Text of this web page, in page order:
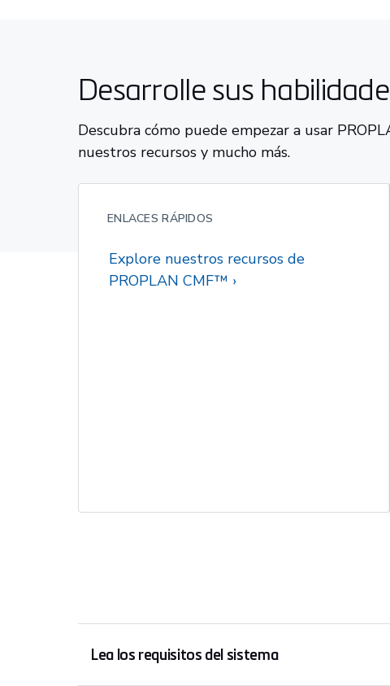
Desarrolle sus
Descubra cómo puede empezar a usar
nuestros recursos y mucho más.
ENLACES RÁPIDOS
Explore nuestros recursos de
PROPLAN CMF™
Lea los requisitos del sistema